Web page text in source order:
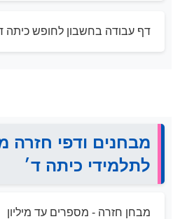
דף עבודה בחשבון לחופש כיתה
מבחנים ודפי חזרה
לתלמידי כיתה ד׳
מבחן חזרה - מספרים עד מיליון